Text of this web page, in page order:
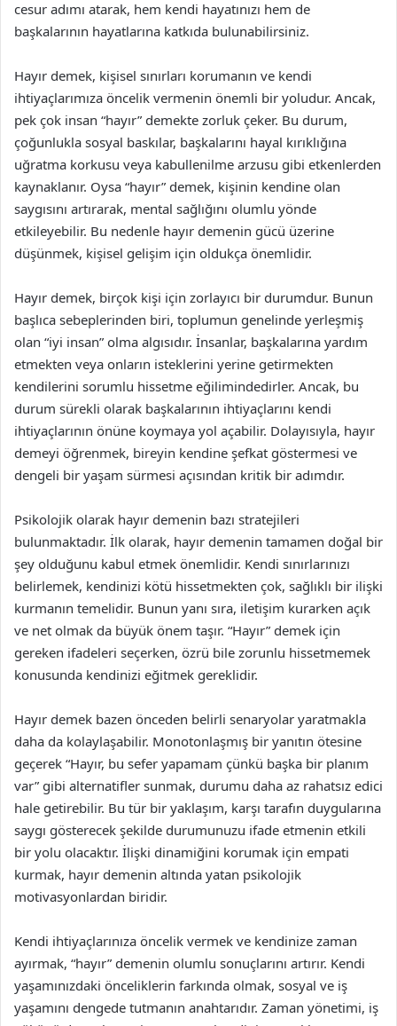
cesur adımı atarak, hem kendi hayatınızı hem de
başkalarının hayatlarına katkıda bulunabilirsiniz.
Hayır demek, kişisel sınırları korumanın ve kendi
ihtiyaçlarımıza öncelik vermenin önemli bir yoludur. Ancak,
pek çok insan “hayır” demekte zorluk çeker. Bu durum,
çoğunlukla sosyal baskılar, başkalarını hayal kırıklığına
uğratma korkusu veya kabullenilme arzusu gibi etkenlerden
kaynaklanır. Oysa “hayır” demek, kişinin kendine olan
saygısını artırarak, mental sağlığını olumlu yönde
etkileyebilir. Bu nedenle hayır demenin gücü üzerine
düşünmek, kişisel gelişim için oldukça önemlidir.
Hayır demek, birçok kişi için zorlayıcı bir durumdur. Bunun
başlıca sebeplerinden biri, toplumun genelinde yerleşmiş
olan “iyi insan” olma algısıdır. İnsanlar, başkalarına yardım
etmekten veya onların isteklerini yerine getirmekten
kendilerini sorumlu hissetme eğilimindedirler. Ancak, bu
durum sürekli olarak başkalarının ihtiyaçlarını kendi
ihtiyaçlarının önüne koymaya yol açabilir. Dolayısıyla, hayır
demeyi öğrenmek, bireyin kendine şefkat göstermesi ve
dengeli bir yaşam sürmesi açısından kritik bir adımdır.
Psikolojik olarak hayır demenin bazı stratejileri
bulunmaktadır. İlk olarak, hayır demenin tamamen doğal bir
şey olduğunu kabul etmek önemlidir. Kendi sınırlarınızı
belirlemek, kendinizi kötü hissetmekten çok, sağlıklı bir ilişki
kurmanın temelidir. Bunun yanı sıra, iletişim kurarken açık
ve net olmak da büyük önem taşır. “Hayır” demek için
gereken ifadeleri seçerken, özrü bile zorunlu hissetmemek
konusunda kendinizi eğitmek gereklidir.
Hayır demek bazen önceden belirli senaryolar yaratmakla
daha da kolaylaşabilir. Monotonlaşmış bir yanıtın ötesine
geçerek “Hayır, bu sefer yapamam çünkü başka bir planım
var” gibi alternatifler sunmak, durumu daha az rahatsız edici
hale getirebilir. Bu tür bir yaklaşım, karşı tarafın duygularına
saygı gösterecek şekilde durumunuzu ifade etmenin etkili
bir yolu olacaktır. İlişki dinamiğini korumak için empati
kurmak, hayır demenin altında yatan psikolojik
motivasyonlardan biridir.
Kendi ihtiyaçlarınıza öncelik vermek ve kendinize zaman
ayırmak, “hayır” demenin olumlu sonuçlarını artırır. Kendi
yaşamınızdaki önceliklerin farkında olmak, sosyal ve iş
yaşamını dengede tutmanın anahtarıdır. Zaman yönetimi, iş